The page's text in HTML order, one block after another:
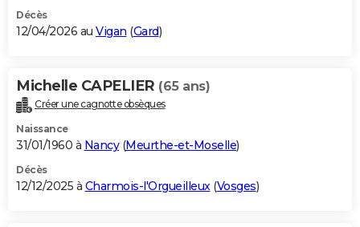
BONS PLANS
Carte de Noël
Carte Bonne année
Carte Saint-Valentin
Carte Pâques
Carte d'anniversaire
DICTIONNAIRE
Dictionnaire
Biographies
Citations
Expressions
Proverbes
PROGRAMME TV
S'inscrire
Se connecter
Lycées
Collèges
Primaires
Universités
Entreprises
Service militaire
Avis de recherche
AVIS DE DÉCÈS
Décès
12/04/2026 au Vigan (Gard)
Michelle CAPELIER (65 ans)
Créer une cagnotte obsèques
Naissance
31/01/1960 à Nancy(Meurthe-et-Moselle)
Décès
12/12/2025 à Charmois-l'Orgueilleux(Vosges)